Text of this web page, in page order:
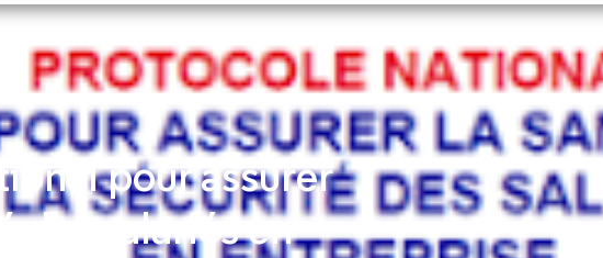
pour assurer
des salariés en